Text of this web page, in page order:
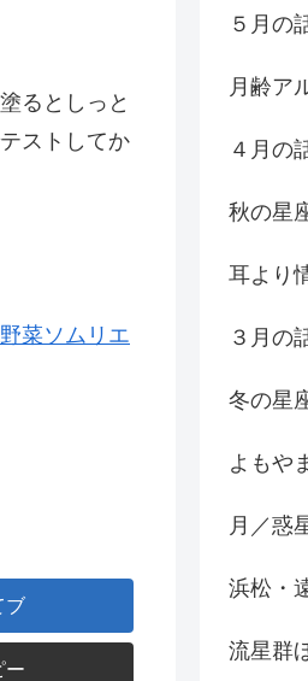
るとしっと
ストしてか
菜ソムリエ
ブ
ー
５月の
月齢ア
４月の
秋の星
耳より
３月の
冬の星
よもや
月／惑
浜松・
流星群